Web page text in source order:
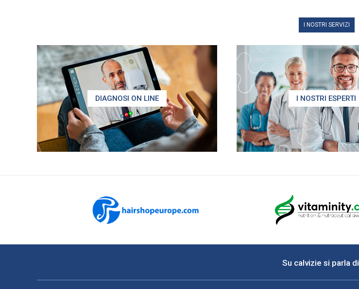
I NOSTRI SERVIZI
DIAGNOSI ON LINE I NOSTRI ESPERTI
Su calvizie si parla di